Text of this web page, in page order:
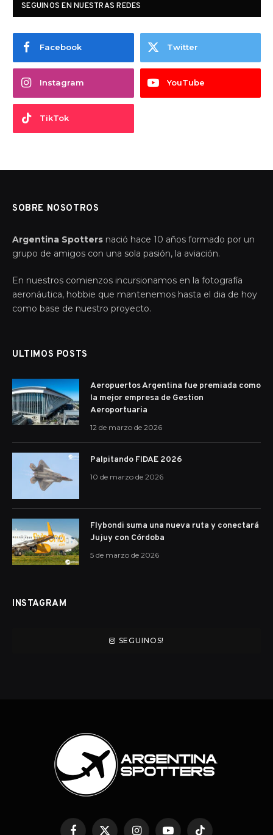
SEGUINOS EN NUESTRAS REDES
Facebook Twitter
Instagram YouTube
TikTok
SOBRE NOSOTROS
Argentina Spotters nació hace 10 años formado por un
grupo de amigos con una sola pasión, la aviación.
En nuestros comienzos incursionamos en la fotografía
aeronáutica, hobbie que mantenemos hasta el dia de hoy
como base de nuestro proyecto.
ULTIMOS POSTS
Aeropuertos Argentina fue premiada como
la mejor empresa de Gestion
Aeroportuaria
12 de marzo de 2026
Palpitando FIDAE 2026
10 de marzo de 2026
Flybondi suma una nueva ruta y conectará
Jujuy con Córdoba
5 de marzo de 2026
INSTAGRAM
SEGUINOS!